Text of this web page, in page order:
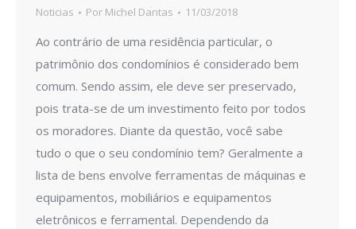
Noticias Por Michel Dantas 11/03/2018
Ao contrário de uma residência particular, o
patrimônio dos condomínios é considerado bem
comum. Sendo assim, ele deve ser preservado,
pois trata-se de um investimento feito por todos
os moradores. Diante da questão, você sabe
tudo o que o seu condomínio tem? Geralmente a
lista de bens envolve ferramentas de máquinas e
equipamentos, mobiliários e equipamentos
eletrônicos e ferramental. Dependendo da